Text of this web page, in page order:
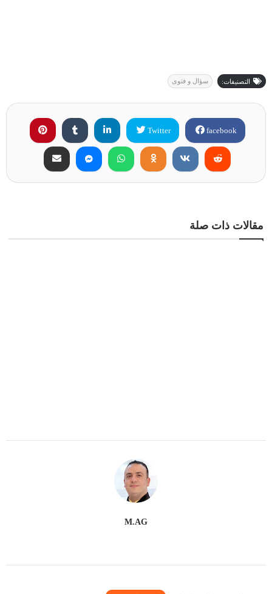
التصنيفات: سؤال و فتوى
facebook
Twitter
مقالات ذات صلة
M.AG